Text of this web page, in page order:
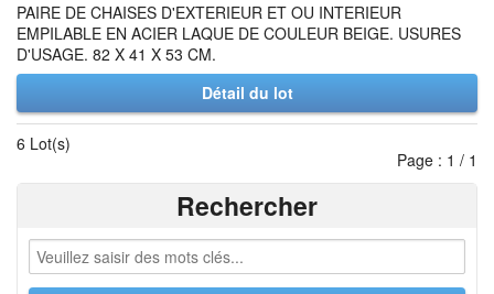
PAIRE DE CHAISES D'EXTERIEUR ET OU INTERIEUR
EMPILABLE EN ACIER LAQUE DE COULEUR BEIGE. USURES
D'USAGE. 82 X 41 X 53 CM.
Détail du lot
6 Lot(s)
Page : 1 / 1
Rechercher